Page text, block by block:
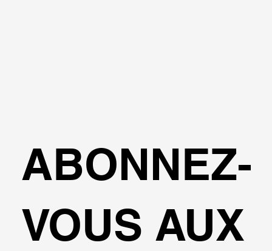
ABONNEZ-
VOUS AUX